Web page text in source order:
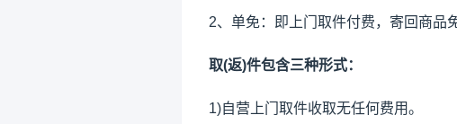
2、单免：即上门取件付费，寄回商品
取(返)件包含三种形式：
1)自营上门取件收取无任何费用。